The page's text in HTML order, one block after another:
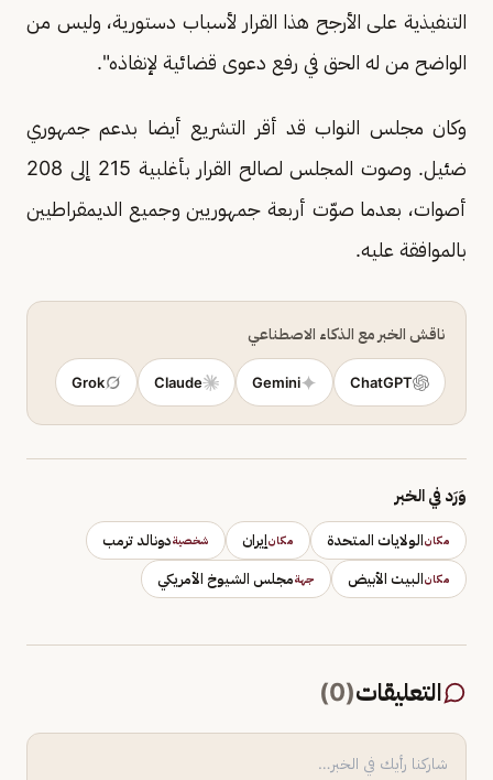
التنفيذية على الأرجح هذا القرار لأسباب دستورية، وليس من
الواضح من له الحق في رفع دعوى قضائية لإنفاذه".
وكان مجلس النواب قد أقر التشريع أيضا بدعم جمهوري
ضئيل. وصوت المجلس لصالح القرار بأغلبية 215 إلى 208
أصوات، بعدما صوّت أربعة جمهوريين وجميع الديمقراطيين
بالموافقة عليه.
ناقش الخبر مع الذكاء الاصطناعي
ChatGPT
Gemini
Claude
Grok
وَرَد في الخبر
مكانالولايات المتحدة مكانإيران شخصيةدونالد ترمب
مكانالبيت الأبيض جهةمجلس الشيوخ الأمريكي
التعليقات(
0
)